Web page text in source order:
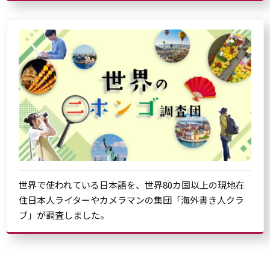
世界で使われている日本語を、世界80カ国以上の現地在
住日本人ライターやカメラマンの集団「海外書き人クラ
ブ」が調査しました。